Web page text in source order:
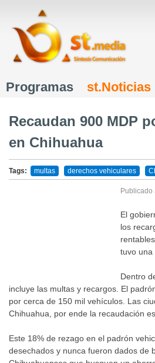
Menú principal
Programas st.Noticias
Recaudan 900 MDP
en Chihuahua
Tags: multas derechos vehiculares
Publicado
El
los
rentables.
tuvo una
Dentro
incluye las multas y recargos. El
por cerca de 150 mil vehículos. Las
Chihuahua, por ende la recaudación
Este 18% de rezago en el padrón
desechados y nunca fueron dados de